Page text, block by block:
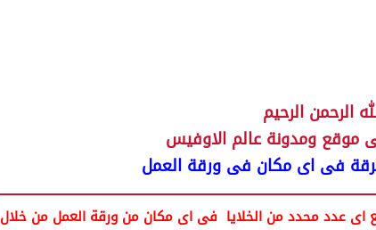
الرحمن الرحيم
موقع ومدونة عالم الاوفيس
فى اى مكان فى ورقة العمل
اى عدد محدد من الخلايا فى اى مكان من ورقة العمل من خلال